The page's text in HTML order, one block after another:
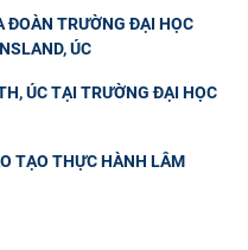
ĐOÀN TRƯỜNG ĐẠI HỌC
ÚC
ÚC TẠI TRƯỜNG ĐẠI HỌC
TẠO THỰC HÀNH LÂM